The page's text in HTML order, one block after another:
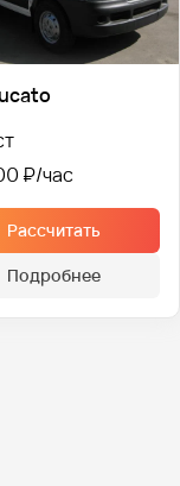
₽
Рассчитать
Подробнее